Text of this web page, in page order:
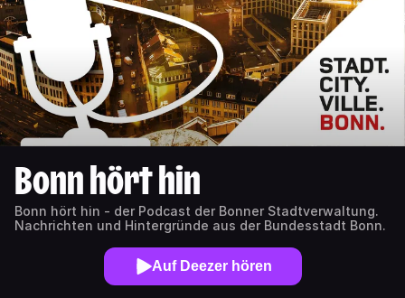
Bonn hört hin
Bonn hört hin - der Podcast der Bonner Stadtverwaltung.
Nachrichten und Hintergründe aus der Bundesstadt Bonn.
Auf Deezer hören